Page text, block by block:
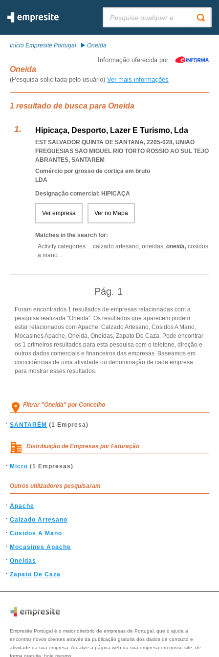
Início Empresite Portugal Oneida
Informação oferecida por
Oneida
(Pesquisa solicitada pelo usuário) Ver mais informações
1 resultado de busca para Oneida
Hipicaça, Desporto, Lazer E Turismo, Lda
EST SALVADOR QUINTA DE SANTANA, 2205-028, UNIAO
FREGUESIAS SAO MIGUEL RIO TORTO ROSSIO AO SUL TEJO
ABRANTES, SANTAREM
Comércio por grosso de cortiça em bruto
LDA
Designação comercial: HIPICAÇA
Ver empresa Ver no Mapa
Matches in the search for:
Activity categories: ...calzado artesano, oneidas, oneida, cosidos
a mano...
Pág. 1
Foram encontrados 1 resultados de empresas relacionadas com a
pesquisa realizada "Oneida". Os resultados que aparecem podem
estar relacionados com Apache, Calzado Artesano, Cosidos A Mano,
Mocasines Apache, Oneida, Oneidas, Zapato De Caza. Pode encontrar
os 1 primeiros resultados para esta pesquisa com o telefone, direção e
outros dados comerciais e financeiros das empresas. Baseamos em
coincidências de uma atividade ou denominação de cada empresa
para mostrar esses resultados.
Filtrar "Oneida" por Concelho
SANTARÉM (1 Empresa)
Distribuição de Empresas por Faturação
Micro (1 Empresas)
Outros utilizadores pesquisaram
Apache
Calzado Artesano
Cosidos A Mano
Mocasines Apache
Oneidas
Zapato De Caza
Empresite Portugal é o maior diretório de empresas de Portugal, que o ajuda a
encontrar novos clientes através da publicação gratuita dos dados de contacto e
atividade da sua empresa. Atualize a página web da sua empresa em nosso site, de